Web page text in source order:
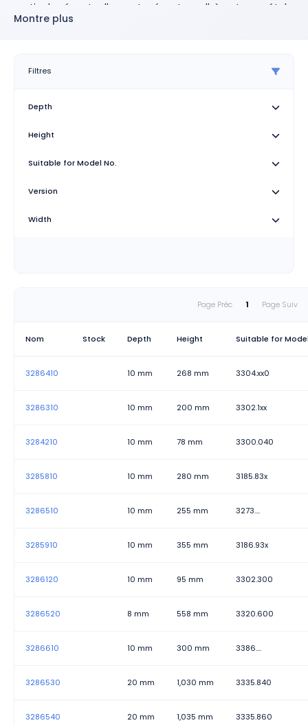
particules éventuellement présentes adhèrent au métal
et sont facilement éliminées avec de l'eau ou des
Montre plus
Filtres
Depth
Height
Suitable for Model No.
Version
Width
Page Préc 1 Page Suiv
Nom Stock Depth Height Suitable for
3286410 10 mm 268 mm 3304.xx0
3286310 10 mm 200 mm 3302.1xx
3284210 10 mm 78 mm 3300.040
3285810 10 mm 280 mm 3185.83x
3286510 10 mm 255 mm 3273....
3285910 10 mm 355 mm 3186.93x
3286120 10 mm 95 mm 3302.300
3286520 8 mm 558 mm 3320.600
3286610 10 mm 300 mm 3386....
3286530 20 mm 1,030 mm 3335.840
3286540 20 mm 1,035 mm 3335.860